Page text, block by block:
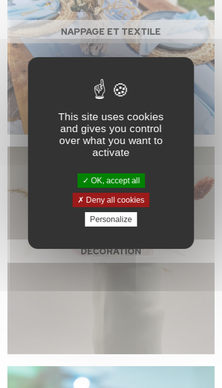
NAPPAGE ET TEXTILE
DÉCORATION
This site uses cookies
and gives you control
over what you want to
activate
OK, accept all
Deny all cookies
Personalize